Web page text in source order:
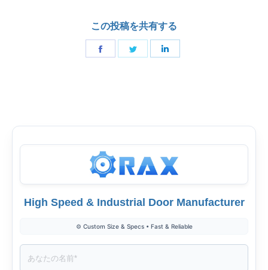
この投稿を共有する
ク
で
ア
シ
ェ
で
シ
High Speed & Industrial Door Manufacturer
⚙️ Custom Size & Specs • Fast & Reliable